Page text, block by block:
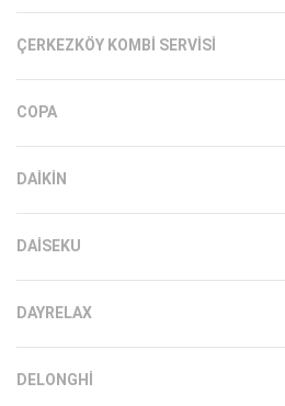
ÇERKEZKÖY KOMBI SERVISI
COPA
DAIKIN
DAISEKU
DAYRELAX
DELONGHI